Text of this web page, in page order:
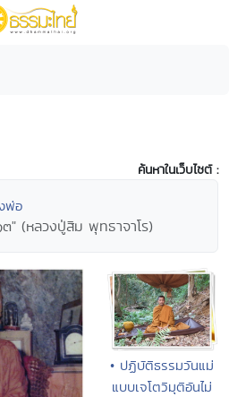
ค้นหาในเว็บไซต์ :
พ่อ
" (หลวงปู่สิม พุทธาจาโร)
• ปฏิบัติธรรมวันแม่
แบบเจโตวิมุติอันไม่